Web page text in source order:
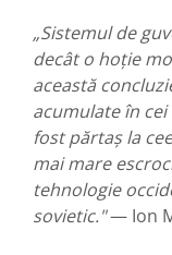
„Sistemul de
decât o hoție
această
acumulate în
fost părtaș la
mai mare
tehnologie
sovietic."— Ion